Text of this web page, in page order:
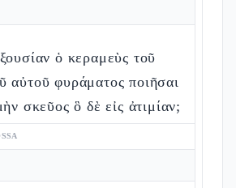
ὁ κεραμεὺς τοῦ
αὐτοῦ φυράματος ποιῆσαι
σκεῦος ὃ δὲ εἰς ἀτιμίαν;